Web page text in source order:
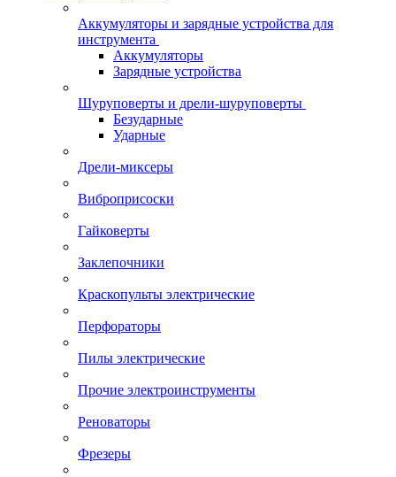
Аккумуляторы и зарядные устройства для
инструмента
Аккумуляторы
Зарядные устройства
Шуруповерты и дрели-шуруповерты
Безударные
Ударные
Дрели-миксеры
Виброприсоски
Гайковерты
Заклепочники
Краскопульты электрические
Перфораторы
Пилы электрические
Прочие электроинструменты
Реноваторы
Фрезеры